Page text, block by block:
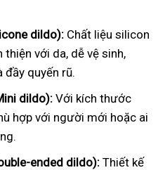
dildo): Chất liệu silicon
với da, dễ vệ sinh,
quyến rũ.
dildo): Với kích thước
hợp với người mới hoặc ai
ended dildo):Thiết kế